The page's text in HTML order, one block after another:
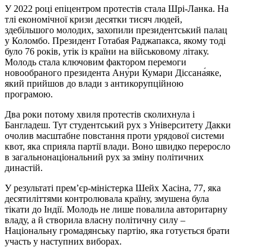
У 2022 році епіцентром протестів стала Шрі-Ланка. На
тлі економічної кризи десятки тисяч людей,
здебільшого молодих, захопили президентський палац
у Коломбо. Президент Готабая Раджапакса, якому тоді
було 76 років, утік із країни на військовому літаку.
Молодь стала ключовим фактором перемоги
новообраного президента Ану́ри Кумари Діссана́яке,
який прийшов до влади з антикорупційною
програмою.
Два роки потому хвиля протестів сколихнула і
Бангладеш. Тут студентський рух з Університету Дакки
очолив масштабне повстання проти урядової системи
квот, яка сприяла партії влади. Воно швидко переросло
в загальнонаціональний рух за зміну політичних
династій.
У результаті прем’єр-міністерка Шейх Хасіна, 77, яка
десятиліттями контролювала країну, змушена була
тікати до Індії. Молодь не лише повалила авторитарну
владу, а й створила власну політичну силу –
Національну громадянську партію, яка готується брати
участь у наступних виборах.